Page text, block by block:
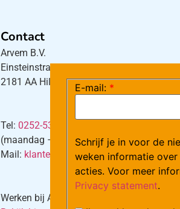
Contact
Arvem B.V.
Einsteinstraat 5
2181 AA Hillegom
Tel: 0252-533256
(maandag – donderdag 08:30-17:15 uur
Mail: klantenservice@arvem.nl
Werken bij Arvem?
E-mail: *
Schrijf je in voor de
weken informatie
acties. Voor meer
Privacy statement.